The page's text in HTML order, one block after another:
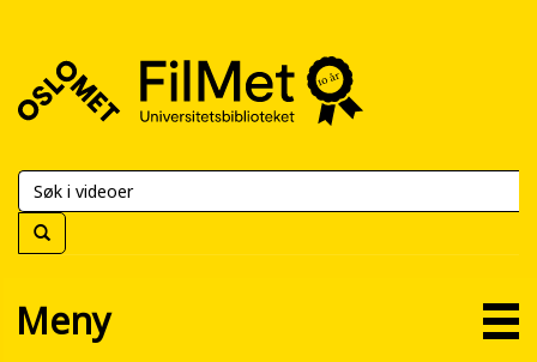
FilMet
Universitetsbiblioteket
Meny